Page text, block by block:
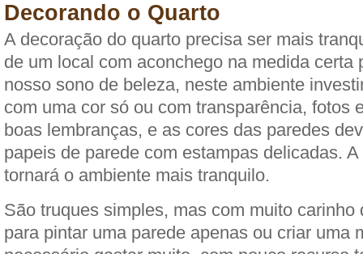
Decorando o Quarto
A decoração do quarto precisa ser mais
de um local com aconchego na medida certa
nosso sono de beleza, neste ambiente
com uma cor só ou com transparência, fotos
boas lembranças, e as cores das paredes
papeis de parede com estampas delicadas.
tornará o ambiente mais tranquilo.
São truques simples, mas com muito carinho
para pintar uma parede apenas ou criar uma